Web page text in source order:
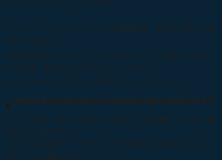
マーケティングテクノロジスト認定講座は、単なる分析スキル
習得の場ではなく、
WACA認定マーケティングテクノロジストとして自走できる人
材を育成・認定する公式プログラムです。
本セミナーでは、以下の内容を中心にご説明します。
マーケティングテクノロジスト認定講座の目的・講義内容の事前説明
活動報告による正式認定までのプロセスと到達イメージ
マーケティングテクノロジスト認定講座の受講者に対する事後サポート（質疑応答・学習フォローアップ）
さらに、GA4・GTM・BigQuery・A4U・AI（Claude）・Looker St
低コストで高機能なマーケティング分析環境を自走構築できる人材
像についても解説します。